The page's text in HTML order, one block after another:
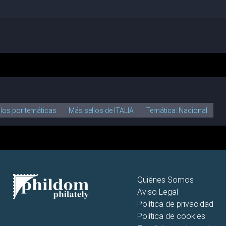
por temáticas Más sellos de ITALIA Temática: Nacional
Quiénes Somos
Aviso Legal
Política de privacidad
Política de cookies